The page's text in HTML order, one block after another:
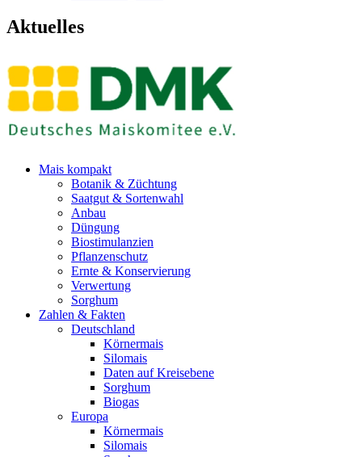
Aktuelles
Mais kompakt
Botanik & Züchtung
Saatgut & Sortenwahl
Anbau
Düngung
Biostimulanzien
Pflanzenschutz
Ernte & Konservierung
Verwertung
Sorghum
Zahlen & Fakten
Deutschland
Körnermais
Silomais
Daten auf Kreisebene
Sorghum
Biogas
Europa
Körnermais
Silomais